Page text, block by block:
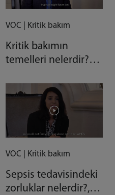
VOC | Kritik bakım
Kritik bakımın
temelleri nelerdir?
Czuczwar
VOC | Kritik bakım
Sepsis tedavisindeki
zorluklar nelerdir?,